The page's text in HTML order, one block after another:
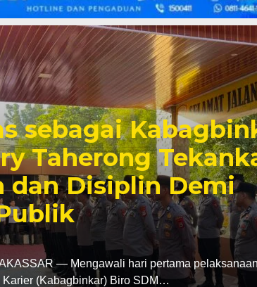
Makassar
Pilah Sampah,
sebagai Pilar
— Pengurus Karang Taruna Kota
strategis Pemerintah Kota Makassar…